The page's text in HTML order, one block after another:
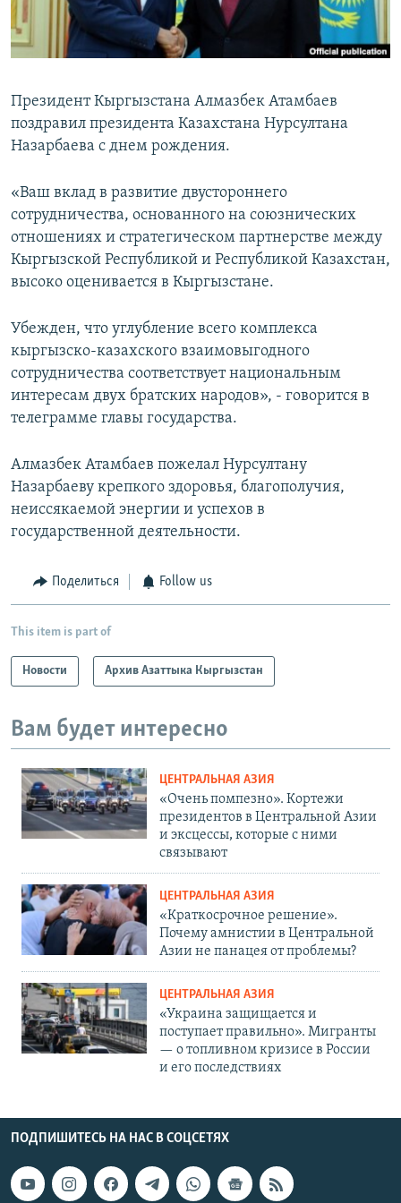
Президент Кыргызстана Алмазбек Атамбаев
поздравил президента Казахстана Нурсултана
Назарбаева с днем рождения.
«Ваш вклад в развитие двустороннего
сотрудничества, основанного на союзнических
отношениях и стратегическом партнерстве между
Кыргызской Республикой и Республикой Казахстан,
высоко оценивается в Кыргызстане.
Убежден, что углубление всего комплекса
кыргызско-казахского взаимовыгодного
сотрудничества соответствует национальным
интересам двух братских народов», - говорится в
телеграмме главы государства.
Алмазбек Атамбаев пожелал Нурсултану
Назарбаеву крепкого здоровья, благополучия,
неиссякаемой энергии и успехов в
государственной деятельности.
Поделиться Follow us
This item is part of
Новости Архив Азаттыка Кыргызстан
Вам будет интересно
ЦЕНТРАЛЬНАЯ АЗИЯ
«Очень помпезно». Кортежи
президентов в Центральной Азии
и эксцессы, которые с ними
связывают
ЦЕНТРАЛЬНАЯ АЗИЯ
«Краткосрочное решение».
Почему амнистии в Центральной
Азии не панацея от проблемы?
ЦЕНТРАЛЬНАЯ АЗИЯ
«Украина защищается и
поступает правильно». Мигранты
— о топливном кризисе в России
и его последствиях
ПОДПИШИТЕСЬ НА НАС В СОЦСЕТЯХ